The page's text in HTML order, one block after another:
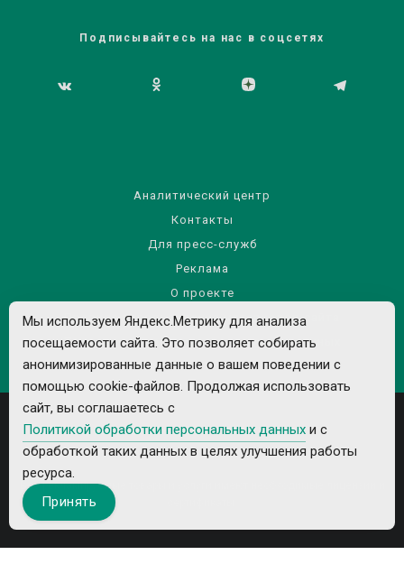
Подписывайтесь на нас в соцсетях
Аналитический центр
Контакты
Для пресс-служб
Реклама
О проекте
Правила использования материалов сайта
Политика обработки персональных данных
Все рекламируемые товары и услуги имеют необходимые лицензии и
Мы используем Яндекс.Метрику для анализа
посещаемости сайта. Это позволяет собирать
анонимизированные данные о вашем поведении с
помощью cookie-файлов. Продолжая использовать
сайт, вы соглашаетесь с
Политикой обработки персональных данных и с
обработкой таких данных в целях улучшения работы
ресурса.
Принять